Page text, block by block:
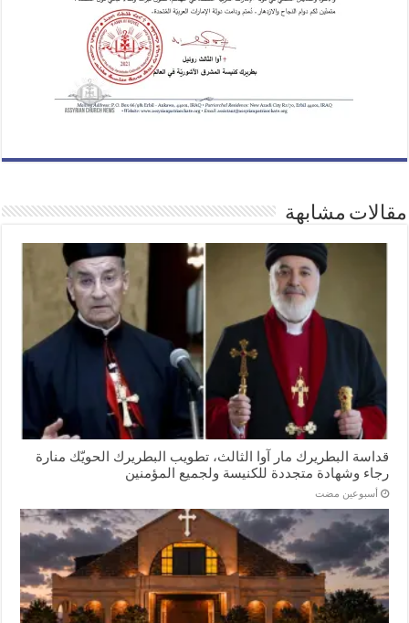
مقالات مشابهة
قداسة البطريرك مار آوا الثالث، تطويب البطريرك الحويّك منارة
رجاء وشهادة متجددة للكنيسة ولجميع المؤمنين
‏أسبوعين مضت